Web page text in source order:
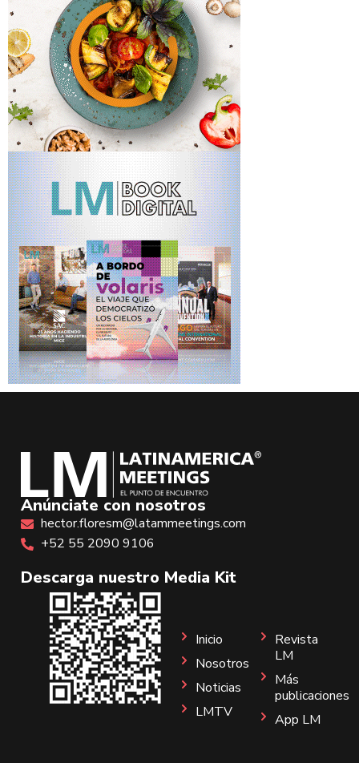
Anúnciate con nosotros
hector.floresm@latammeetings.com
+52 55 2090 9106
Descarga nuestro Media Kit
Inicio
Nosotros
Noticias
LMTV
Revista
LM
Más
publicaciones
App LM